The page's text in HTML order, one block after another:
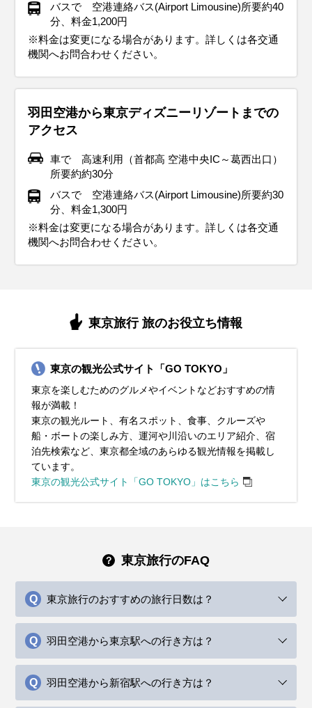
イベント・観光
紅葉シーズン、イルミネーションシーズン、高尾山もみじまつり
（八王子市）、八王子いちょう祭り（八王子市）、酉の市（長國
寺/鷲神社・台東区）、東京国際映画祭
イベント・観光
イルミネーションシーズン、赤穂義士祭（泉岳寺・港区）浅草寺
歳の市（浅草）、浅草寺 羽子板市（台東区）、ボロ市（世田谷
区）
イベント・観光
新年一般参賀（皇居・千代田区）、箱根駅伝（千代田区他）、だ
いこく祭（神田明神・千代田区）、青梅だるま市（青梅市）、消
防出初式（東京ビッグサイト周辺）、大相撲初場所
イベント・観光
梅の見ごろ、節分会（浅草寺・台東区）、せたがや梅まつり（世
田谷区）、高幡不動尊のだるま市（日野市）
桜の見ごろ、梅の見ごろ、菜の花の見ごろ、うえの桜まつり（台
東区）、中目黒桜まつり（目黒区）、だるま市（深大寺・調布
市）、火渡り祭（高尾山・八王子市）東京マラソン
イベント・観光
桜の見ごろ、ツツジの見ごろ、フジの見ごろ、文京つつじまつり
（根津神社・文京区）、亀戸天神社 藤まつり（江東区）、浅草 流
鏑馬（浅草神社・台東区）
イベント・観光
バラの見ごろ、神田祭（神田明神・千代田区）、三社祭（浅草神
社・台東区）、くらやみ祭（大國魂神社・府中市）、春のバラフ
ェスタ（神代植物公園・調布市）、足立の花火（足立区）、大相
イベント・観光
あじさいの見ごろ、菖蒲の見ごろ、山王まつり（日枝神社・千代
田区）、文京あじさいまつり（白山神社・文京区）
イベント・観光
隅田川花火大会（台東区・墨田区）、下町七夕まつり（台東
区）、神楽坂まつり（新宿区）、入谷朝顔まつり（入谷鬼子母
神・台東区）、ほおずき市（浅草寺・台東区）、みたままつり
（靖国神社・千代田区）
バスで 空港連絡バス(Airport Limousine)所要約40
分、料金1,200円
※料金は変更になる場合があります。詳しくは各交通
機関へお問合わせください。
羽田空港から東京ディズニーリゾートまでの
アクセス
車で 高速利用（首都高 空港中央IC～葛西出口）
所要約約30分
バスで 空港連絡バス(Airport Limousine)所要約30
分、料金1,300円
※料金は変更になる場合があります。詳しくは各交通
機関へお問合わせください。
東京旅行 旅のお役立ち情報
東京の観光公式サイト「GO TOKYO」
東京を楽しむためのグルメやイベントなどおすすめの情
報が満載！
東京の観光ルート、有名スポット、食事、クルーズや
船・ボートの楽しみ方、運河や川沿いのエリア紹介、宿
泊先検索など、東京都全域のあらゆる観光情報を掲載し
ています。
東京の観光公式サイト「GO TOKYO」はこちら
東京旅行のFAQ
東京旅行のおすすめの旅行日数は？
羽田空港から東京駅への行き方は？
羽田空港から新宿駅への行き方は？